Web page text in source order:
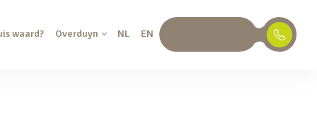
waard? Overduyn NL EN